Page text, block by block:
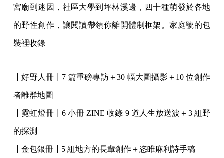
宮廟到迷因，社區大學到坪林溪邊，四十種萌發於各地
的野性創作，讓閱讀帶領你離開體制框架。家庭號的包
裝裡收錄——
┃好野人冊┃7 篇重磅專訪＋30 幅大圖攝影＋10 位創作
者離群地圖
┃霓虹燈冊┃6 小冊 ZINE 收錄 9 道人生放送波＋3 組野
的探測
┃金包銀冊┃5 組地方的長輩創作＋恣睢麻利詩手稿